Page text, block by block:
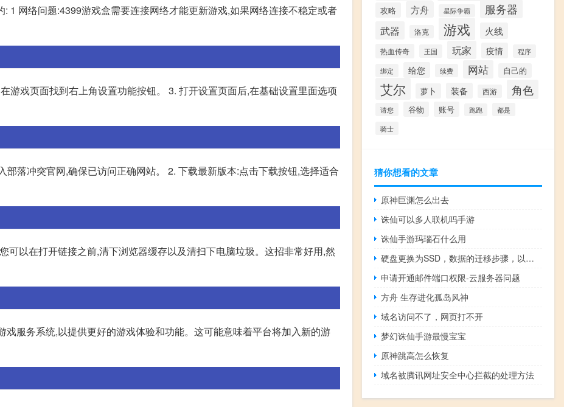
1 网络问题:4399游戏盒需要连接网络才能更新游戏,如果网络连接不稳定或者
游戏页面找到右上角设置功能按钮。 3. 打开设置页面后,在基础设置里面选项
落冲突官网,确保已访问正确网站。 2. 下载最新版本:点击下载按钮,选择适合
可以在打开链接之前,清下浏览器缓存以及清扫下电脑垃圾。这招非常好用,然
服务系统,以提供更好的游戏体验和功能。这可能意味着平台将加入新的游
攻略 方舟 星际争霸 服务器
武器 洛克 游戏 火线
热血传奇 王国 玩家 疫情
程序
绑定
给您 续费 网站 自己的
艾尔 萝卜 装备 西游 角色
请您 谷物 账号 跑跑
都是
骑士
猜你想看的文章
原神巨渊怎么出去
诛仙可以多人联机吗手游
诛仙手游玛瑙石什么用
硬盘更换为SSD，数据的迁移步骤，以及耗时要求？
申请开通邮件端口权限-云服务器问题
方舟 生存进化孤岛风神
域名访问不了，网页打不开
梦幻诛仙手游最慢宝宝
原神跳高怎么恢复
域名被腾讯网址安全中心拦截的处理方法